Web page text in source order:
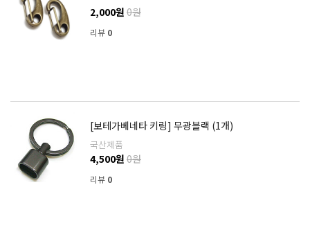
2,000원 0원
리뷰 0
[보테가베네타 키링] 무광블랙 (1개)
국산제품
4,500원 0원
리뷰 0